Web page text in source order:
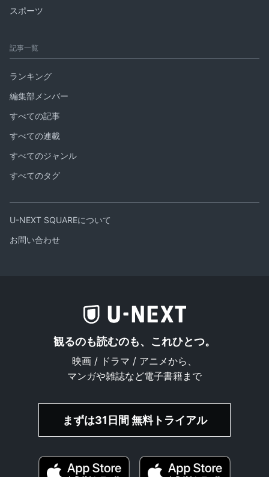
スポーツ
記事一覧
ランキング
編集部メンバー
すべての記事
すべての連載
すべてのジャンル
すべてのタグ
U-NEXT SQUAREについて
お問い合わせ
観るのも読むのも、これひとつ。
映画 / ドラマ / アニメから、
マンガや雑誌など電子書籍まで
まずは31日間 無料トライアル